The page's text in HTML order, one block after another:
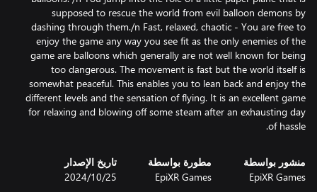
supposed to rescue the world from evil balloon demons by
dashing through them./n Fast, relaxed, chaotic - You are free to
enjoy the game any way you see fit as the only enemies of the
game are balloons which generally are not well known for being
too dangerous. The movement is fast but the world itself is
somewhat peaceful. This enables you to lean back and enjoy the
different levels and the sensation of flying. It is an excellent game
for relaxing and blowing off some steam after an exhausting day
of hassle.
منشور بواسطة
EpiXR Games
مطورة بواسطة
EpiXR Games
تاريخ الإصدار
25‏/10‏/2024